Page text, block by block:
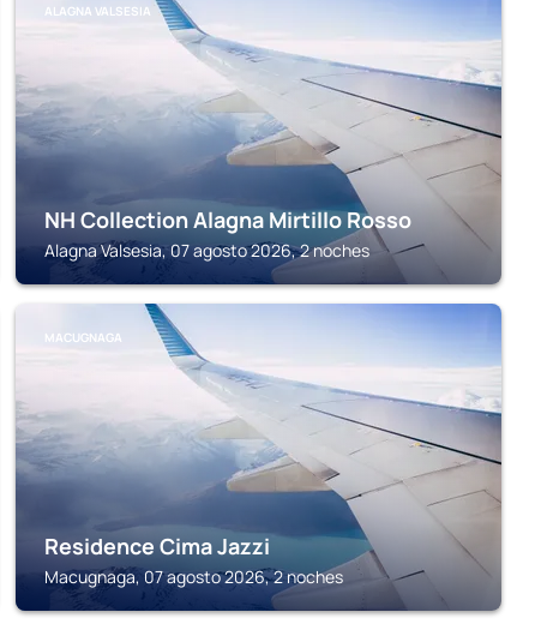
ALAGNA VALSESIA
NH Collection Alagna Mirtillo Rosso
Alagna Valsesia, 07 agosto 2026, 2 noches
MACUGNAGA
Residence Cima Jazzi
Macugnaga, 07 agosto 2026, 2 noches